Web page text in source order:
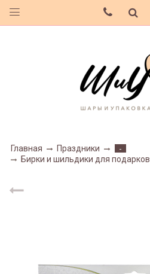
Главная Праздники
-
Бирки и шильдики для подарков